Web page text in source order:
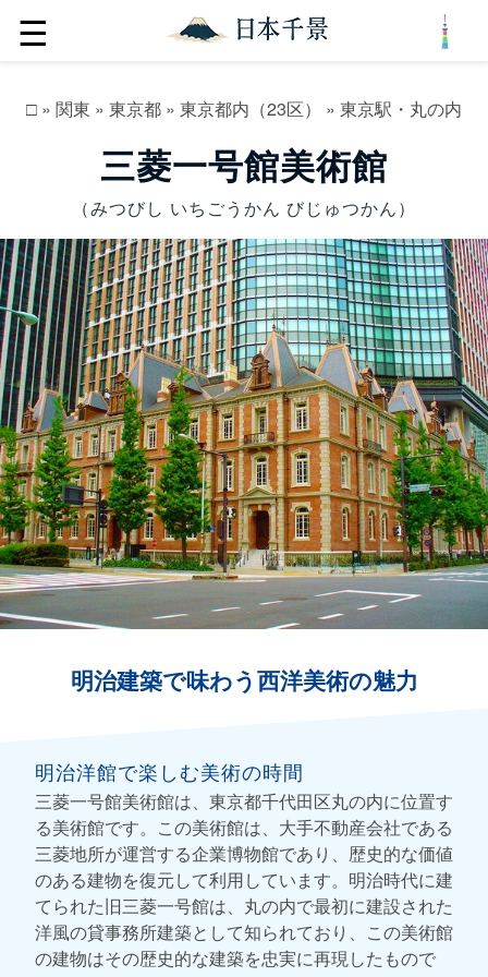
☰
□ » 関東 » 東京都 » 東京都内（23区） » 東京駅・丸の内
三菱一号館美術館
（みつびし いちごうかん びじゅつかん）
明治建築で味わう西洋美術の魅力
明治洋館で楽しむ美術の時間
三菱一号館美術館は、東京都千代田区丸の内に位置す
る美術館です。この美術館は、大手不動産会社である
三菱地所が運営する企業博物館であり、歴史的な価値
のある建物を復元して利用しています。明治時代に建
てられた旧三菱一号館は、丸の内で最初に建設された
洋風の貸事務所建築として知られており、この美術館
の建物はその歴史的な建築を忠実に再現したもので